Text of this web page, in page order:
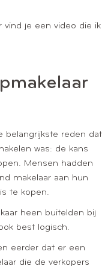
vind je een video die ik
belangrijkste reden dat
was: de kans
Mensen hadden
makelaar aan hun
te kopen.
heen buitelden bij
best logisch.
eerder dat er een
die de verkopers